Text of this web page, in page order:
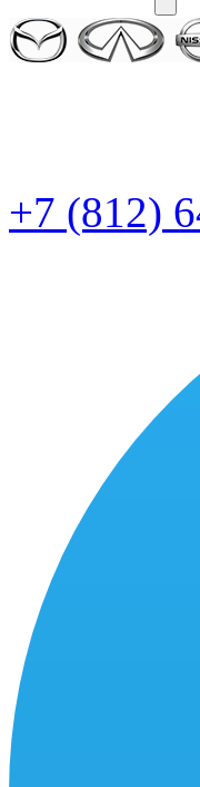
+7 (812)